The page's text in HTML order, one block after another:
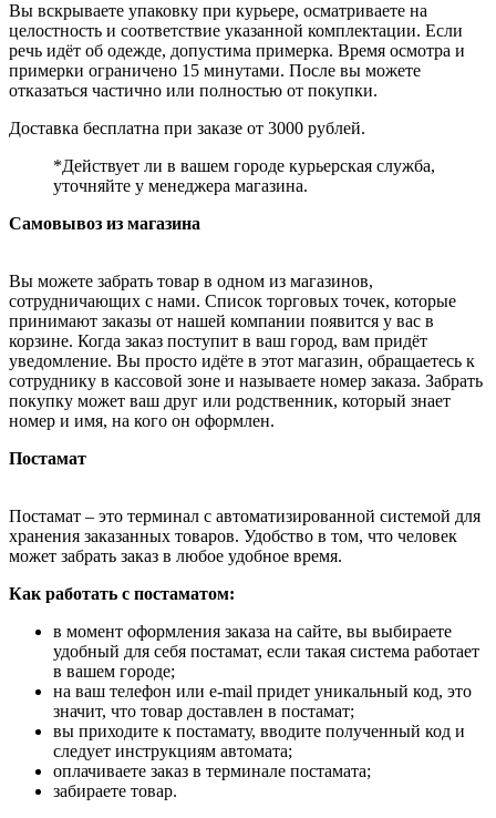
Вы вскрываете упаковку при курьере, осматриваете на
целостность и соответствие указанной комплектации. Если
речь идёт об одежде, допустима примерка. Время осмотра и
примерки ограничено 15 минутами. После вы можете
отказаться частично или полностью от покупки.
Доставка бесплатна при заказе от 3000 рублей.
*Действует ли в вашем городе курьерская служба,
уточняйте у менеджера магазина.
Самовывоз из магазина
Вы можете забрать товар в одном из магазинов,
сотрудничающих с нами. Список торговых точек, которые
принимают заказы от нашей компании появится у вас в
корзине. Когда заказ поступит в ваш город, вам придёт
уведомление. Вы просто идёте в этот магазин, обращаетесь к
сотруднику в кассовой зоне и называете номер заказа. Забрать
покупку может ваш друг или родственник, который знает
номер и имя, на кого он оформлен.
Постамат
Постамат – это терминал с автоматизированной системой для
хранения заказанных товаров. Удобство в том, что человек
может забрать заказ в любое удобное время.
Как работать с постаматом:
в момент оформления заказа на сайте, вы выбираете
удобный для себя постамат, если такая система работает
в вашем городе;
на ваш телефон или e-mail придет уникальный код, это
значит, что товар доставлен в постамат;
вы приходите к постамату, вводите полученный код и
следует инструкциям автомата;
оплачиваете заказ в терминале постамата;
забираете товар.